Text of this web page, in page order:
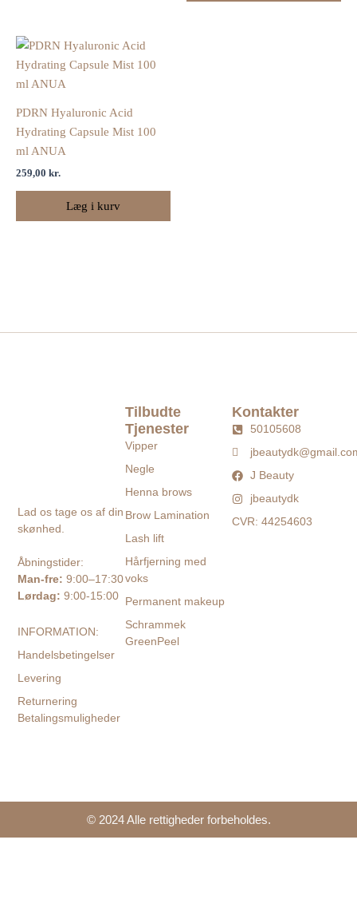
PDRN Hyaluronic Acid
Hydrating Capsule Mist 100
ml ANUA
259,00 kr.
Læg i kurv
Lad os tage os af din
skønhed.
Åbningstider:
Man-fre:9:00–17:30
Lørdag: 9:00-15:00
INFORMATION:
Handelsbetingelser
Levering
Returnering
Betalingsmuligheder
Tilbudte
Tjenester
Vipper
Negle
Henna brows
Brow Lamination
Lash lift
Hårfjerning med
voks
Permanent makeup
Schrammek
GreenPeel
Kontakter
50105608
J Beauty
jbeautydk
CVR: 44254603
© 2024 Alle rettigheder forbeholdes.